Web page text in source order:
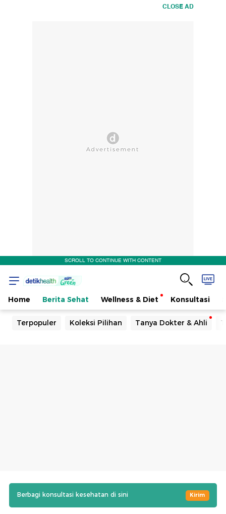
CLOSE AD
SCROLL TO CONTINUE WITH CONTENT
Home Berita Sehat Wellness & Diet Konsultasi
Terpopuler Koleksi Pilihan Tanya Dokter & Ahli
Berbagi konsultasi kesehatan di sini Kirim